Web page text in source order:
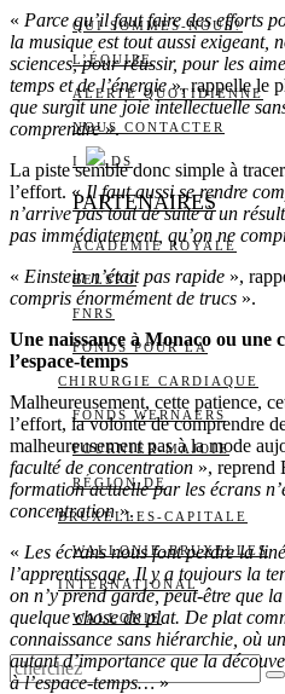
QUI SOMMES-NOUS?
L’ÉQUIPE
ALERTE QUOTIDIENNE
NOUS CONTACTER
I DS
PARTENAIRES
ACADÉMIE ROYALE
BELSPO
FNRS
FONDS POUR LA
CHIRURGIE CARDIAQUE
FONDS WERNAERS
FOURNIER-MAJOIE
RÉGION DE
BRUXELLES-CAPITALE
WALLONIE-BRUXELLES
INTERNATIONAL
WALLONIE
« Parce qu’il faut faire des efforts
la musique est tout aussi exigeant,
sciences, pour réussir, pour les
temps et de l’énergie», rappelle le
que surgit une joie intellectuelle
comprendre».
La piste semble donc simple à
l’effort. «Il faut aussi se rendre
n’arrive pas tout de suite à un
pas immédiatement, qu’on ne
« Einstein n’était pas rapide »,
compris énormément de trucs ».
Une naissance à Monaco ou une
l’espace-temps
Malheureusement, cette patience,
l’effort, la volonté de comprendre
malheureusement pas à la mode
faculté de concentration », reprend
formation actuelle par les écrans
concentration».
« Les écrans nous font perdre la
l’apprentissage. Il y a toujours la
on n’y prend garde, peut-être que
quelque chose de plat. De plat
connaissance sans hiérarchie, où
autant d’importance que la
à l’espace-temps…»